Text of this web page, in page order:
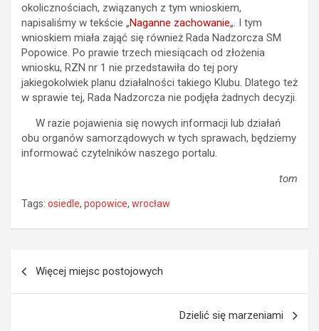
okolicznościach, związanych z tym wnioskiem,
napisaliśmy w tekście „Naganne zachowanie„. I tym
wnioskiem miała zająć się również Rada Nadzorcza SM
Popowice. Po prawie trzech miesiącach od złożenia
wniosku, RZN nr 1 nie przedstawiła do tej pory
jakiegokolwiek planu działalności takiego Klubu. Dlatego też
w sprawie tej, Rada Nadzorcza nie podjęła żadnych decyzji.
W razie pojawienia się nowych informacji lub działań
obu organów samorządowych w tych sprawach, będziemy
informować czytelników naszego portalu.
tom
Tags: osiedle, popowice, wrocław
wpisu
Więcej miejsc postojowych
Dzielić się marzeniami